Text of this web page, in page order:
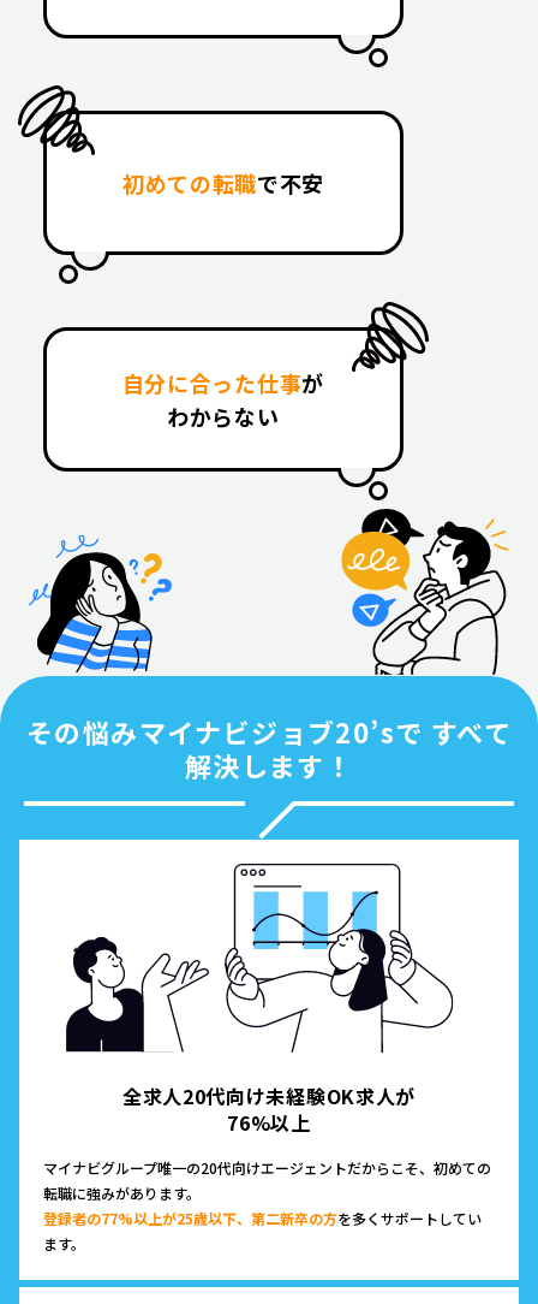
初めての転職で不安
自分に合った仕事が
わからない
その悩みマイナビジョブ20’sで すべて
解決します！
全求人20代向け未経験OK求人が
76%以上
マイナビグループ唯一の20代向けエージェントだからこそ、初めての
転職に強みがあります。
登録者の77%以上が25歳以下、第二新卒の方を多くサポートしてい
ます。